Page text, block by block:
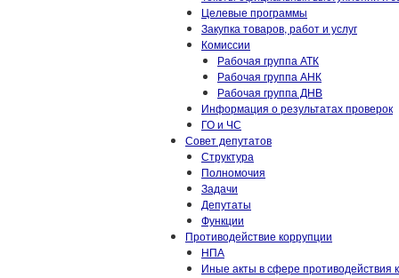
Целевые программы
Закупка товаров, работ и услуг
Комиссии
Рабочая группа АТК
Рабочая группа АНК
Рабочая группа ДНВ
Информация о результатах проверок
ГО и ЧС
Совет депутатов
Структура
Полномочия
Задачи
Депутаты
Функции
Противодействие коррупции
НПА
Иные акты в сфере противодействия